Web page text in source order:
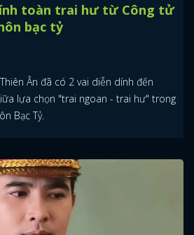
toàn trai hư từ Công tử
bạc tỷ
Ân đã có 2 vai diễn dính đến
lựa chọn "trai ngoan - trai hư" trong
Bạc Tỷ.